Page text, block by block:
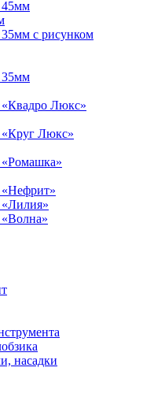
с рисунком
Люкс»
Люкс»
насадки